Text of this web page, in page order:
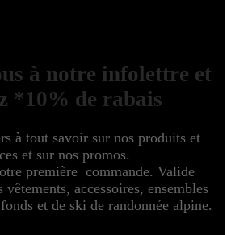
à notre infolettre et
*10% de rabais
à tout savoir sur nos produits et
et sur nos promos.
première commande. Valide
accessoires, ensembles
et de ski de randonnée alpine.